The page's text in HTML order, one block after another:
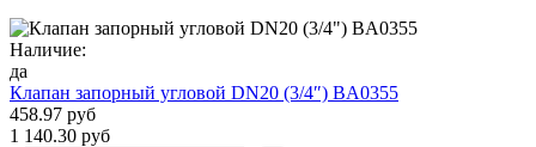
Наличие:
да
Клапан запорный угловой DN20 (3/4″) BA0355
458.97 руб
1 140.30 руб